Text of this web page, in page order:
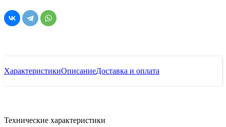
ХарактеристикиОписаниеДоставка и оплата
Технические характеристики